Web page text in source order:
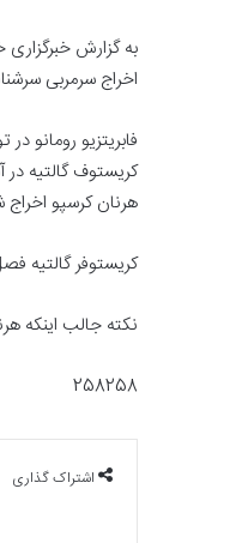
به گزارش
اخراج سرمربی
فابریتزیو رومانو
کریستوف گالتیه
هرنان کرسپو
کریستوفر گالتیه
نکته جالب اینکه
258258
اشتراک گذاری